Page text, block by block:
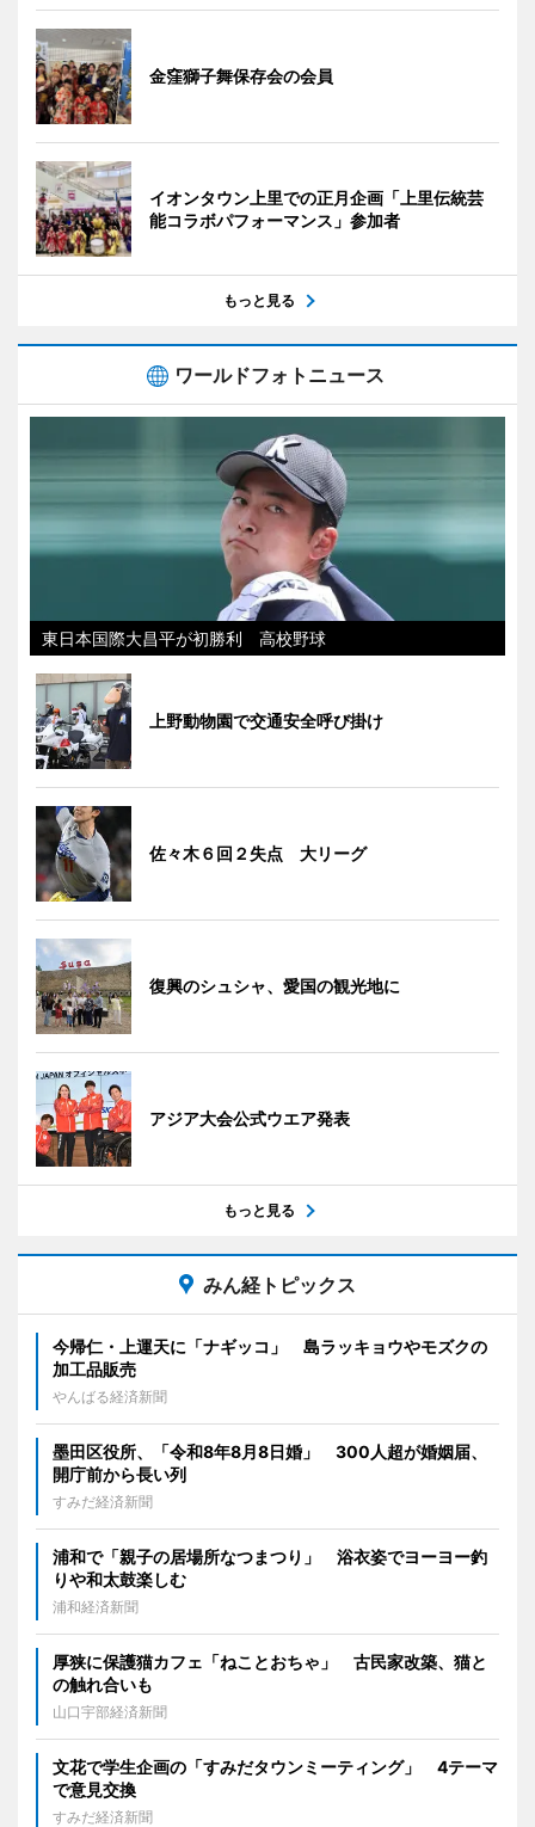
金窪獅子舞保存会の会員
イオンタウン上里での正月企画「上里伝統芸
能コラボパフォーマンス」参加者
もっと見る
ワールドフォトニュース
東日本国際大昌平が初勝利 高校野球
上野動物園で交通安全呼び掛け
佐々木６回２失点 大リーグ
復興のシュシャ、愛国の観光地に
アジア大会公式ウエア発表
もっと見る
みん経トピックス
今帰仁・上運天に「ナギッコ」 島ラッキョウやモズクの
加工品販売
やんばる経済新聞
墨田区役所、「令和8年8月8日婚」 300人超が婚姻届、
開庁前から長い列
すみだ経済新聞
浦和で「親子の居場所なつまつり」 浴衣姿でヨーヨー釣
りや和太鼓楽しむ
浦和経済新聞
厚狭に保護猫カフェ「ねことおちゃ」 古民家改築、猫と
の触れ合いも
山口宇部経済新聞
文花で学生企画の「すみだタウンミーティング」 4テーマ
で意見交換
すみだ経済新聞